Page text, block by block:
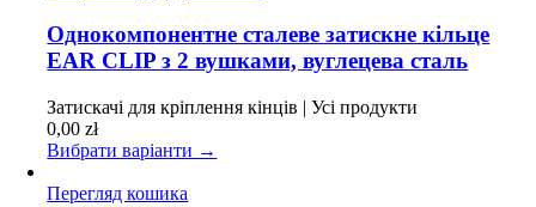
має
кілька
варіантів.
можна
на
товару
Однокомпонентне сталеве затискне кільце
EAR CLIP з 2 вушками, вуглецева сталь
Затискачі для кріплення кінців | Усі продукти
0,00zł
Вибрати варіанти →
Перегляд кошика